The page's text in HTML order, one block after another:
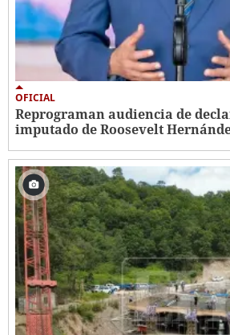
OFICIAL
Reprograman audiencia de
imputado de Roosevelt